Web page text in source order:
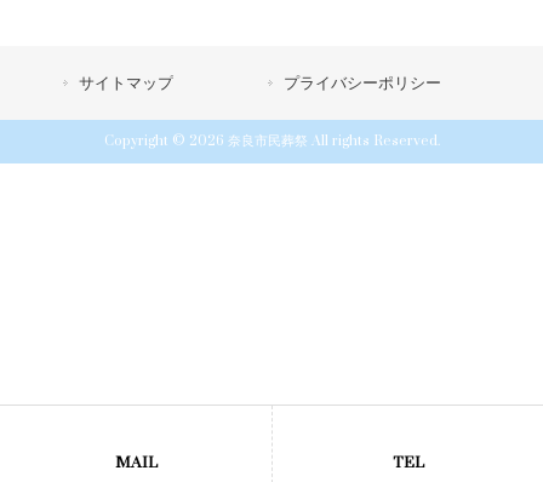
サイトマップ プライバシーポリシー
Copyright © 2026 奈良市民葬祭 All rights Reserved.
MAIL TEL